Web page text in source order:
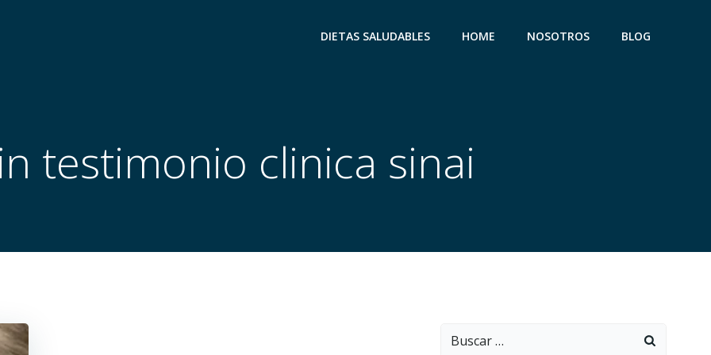
DIETAS SALUDABLES HOME NOSOTROS BLOG
testimonio clinica sinai
Buscar: